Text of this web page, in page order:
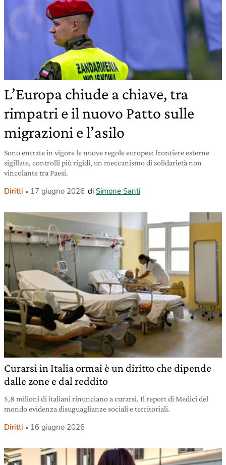
L’Europa chiude a chiave, tra
rimpatri e il nuovo Patto sulle
migrazioni e l’asilo
Sono entrate in vigore le nuove regole europee: frontiere esterne
sigillate, controlli più rigidi, un meccanismo di solidarietà non
vincolante tra Paesi.
Diritti 17 giugno 2026 di Simone Santi
Curarsi in Italia ormai è un diritto che dipende
dalle zone e dal reddito
5,8 milioni di italiani rinunciano a curarsi. Il report di Medici del
mondo evidenza disuguaglianze sociali e territoriali.
Diritti 16 giugno 2026